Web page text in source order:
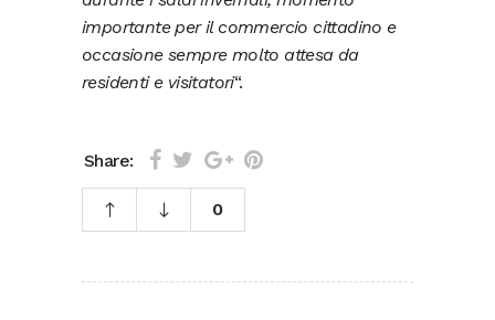
importante per il commercio cittadino e
occasione sempre molto attesa da
residenti e visitatori“.
Share:
0